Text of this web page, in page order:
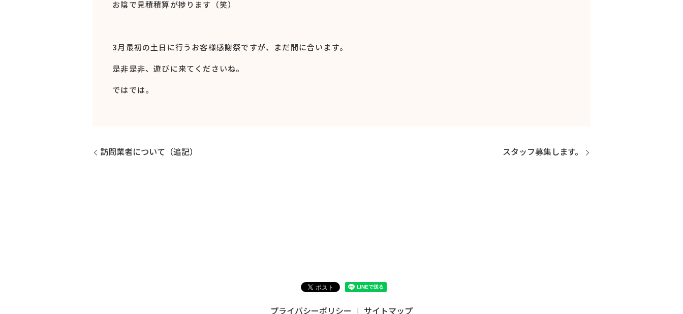
お陰で見積積算が捗ります（笑）
3月最初の土日に行うお客様感謝祭ですが、まだ間に合います。
是非是非、遊びに来てくださいね。
ではでは。
訪問業者について（追記） スタッフ募集します。
プライバシーポリシー サイトマップ